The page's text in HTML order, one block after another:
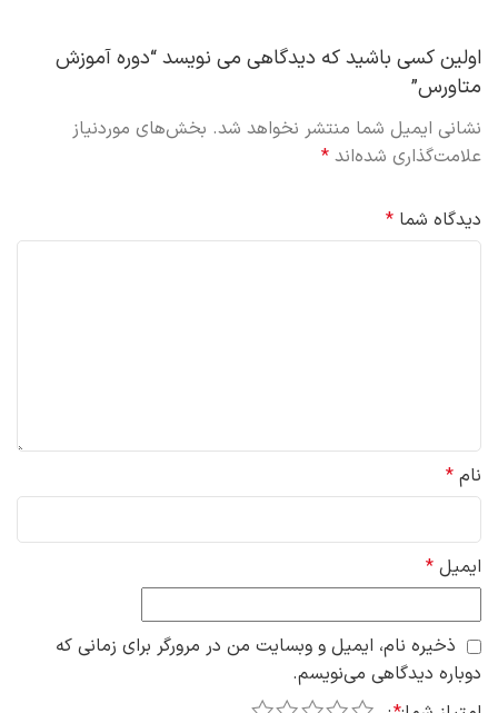
اولین کسی باشید که دیدگاهی می نویسد “دوره آموزش
متاورس”
نشانی ایمیل شما منتشر نخواهد شد. بخش‌های موردنیاز
علامت‌گذاری شده‌اند *
دیدگاه شما *
نام *
ایمیل *
ذخیره نام، ایمیل و وبسایت من در مرورگر برای زمانی که
دوباره دیدگاهی می‌نویسم.